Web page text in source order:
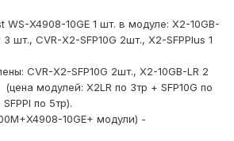
X4908-10GE 1 шт. в модуле: X2-10GB-
шт., CVR-X2-SFP10G 2шт., X2-SFPPlus 1
CVR-X2-SFP10G 2шт., X2-10GB-LR 2
модулей: Х2LR по 3тр + SFP10G по
по 5тр).
10GE+ модули) -